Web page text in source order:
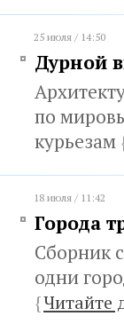
25 июля / 14:50
Дурной
по
курьезам
18 июля / 11:42
Города
Сборник
одни
{Читайте